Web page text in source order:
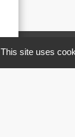
This site uses